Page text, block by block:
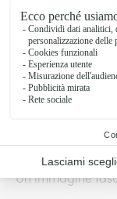
(oRobbia) viene
di calunnia e
pare sia legata
questa pianta
inevitabilmente
Un’immagine